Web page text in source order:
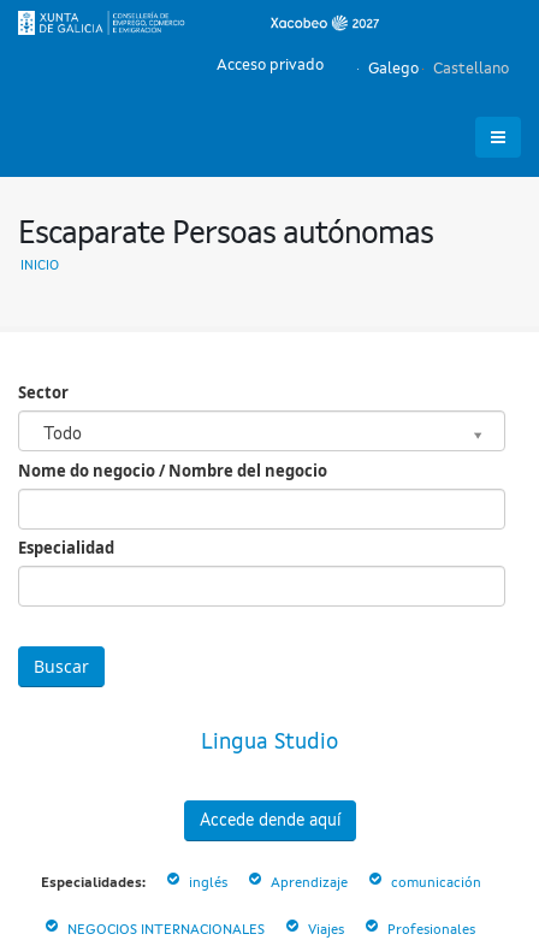
Galego Castellano
Acceso privado
Escaparate Persoas autónomas
INICIO
Sector
Todo
Sector
Nome do negocio / Nombre del negocio
Especialidad
Lingua Studio
Accede dende aquí
Especialidades: inglés Aprendizaje comunicación
NEGOCIOS INTERNACIONALES Viajes Profesionales